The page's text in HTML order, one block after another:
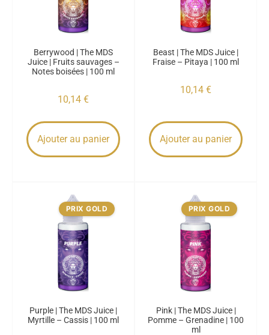
Berrywood | The MDS
Juice | Fruits sauvages –
Notes boisées | 100 ml
10,14 €
Ajouter au panier
Beast | The MDS Juice |
Fraise – Pitaya | 100 ml
10,14 €
Ajouter au panier
PRIX GOLD
Purple | The MDS Juice |
Myrtille – Cassis | 100 ml
PRIX GOLD
Pink | The MDS Juice |
Pomme – Grenadine | 100
ml